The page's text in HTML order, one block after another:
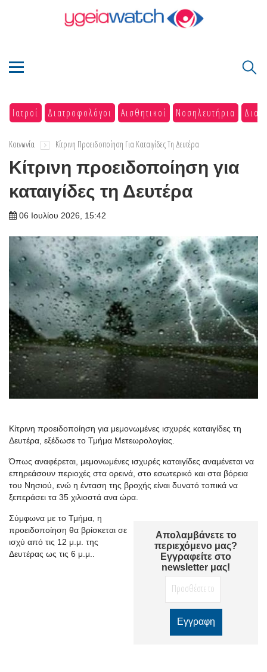
Ιατροί Διατροφολόγοι Αισθητικοί Νοσηλευτήρια
Κοινωνία Κίτρινη Προειδοποίηση Για Καταιγίδες Τη Δευτέρα
Κίτρινη προειδοποίηση για
καταιγίδες τη Δευτέρα
06 Ιουλίου 2026, 15:42
Κίτρινη προειδοποίηση για μεμονωμένες ισχυρές καταιγίδες τη
Δευτέρα, εξέδωσε το Τμήμα Μετεωρολογίας.
Όπως αναφέρεται, μεμονωμένες ισχυρές καταιγίδες αναμένεται να
επηρεάσουν περιοχές στα ορεινά, στο εσωτερικό και στα βόρεια
του Νησιού, ενώ η ένταση της βροχής είναι δυνατό τοπικά να
ξεπεράσει τα 35 χιλιοστά ανα ώρα.
Απολαμβάνετε το
περιεχόμενο μας?
Εγγραφείτε στο
newsletter μας!
Σύμφωνα με το Τμήμα, η
προειδοποίηση θα βρίσκεται σε
ισχύ από τις 12 μ.μ. της
Δευτέρας ως τις 6 μ.μ..